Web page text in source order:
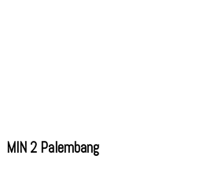
MIN 2 Palembang